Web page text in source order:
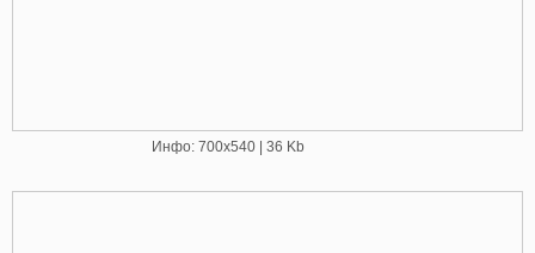
Инфо: 700х540 | 36 Kb